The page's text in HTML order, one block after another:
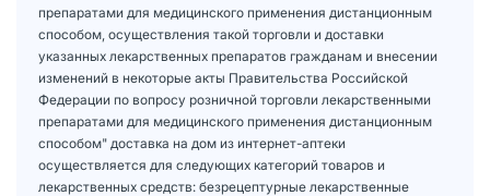
препаратами для медицинского применения дистанционным
способом, осуществления такой торговли и доставки
указанных лекарственных препаратов гражданам и внесении
изменений в некоторые акты Правительства Российской
Федерации по вопросу розничной торговли лекарственными
препаратами для медицинского применения дистанционным
способом" доставка на дом из интернет-аптеки
осуществляется для следующих категорий товаров и
лекарственных средств: безрецептурные лекарственные